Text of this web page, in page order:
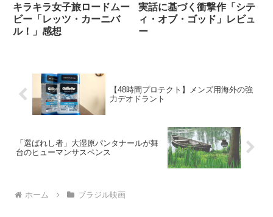
キラキラ女子旅ロードムー
ビー「レッツ・カーニバ
ル！」感想
実話に基づく衝撃作「シテ
ィ・オブ・ゴッド」レビュ
ー
【48時間プロテクト】メンズ用海外の強
力デオドラント
「選ばれし者」大湿原パンタナールが舞
台のヒューマンサスペンス
ホーム ブラジル映画